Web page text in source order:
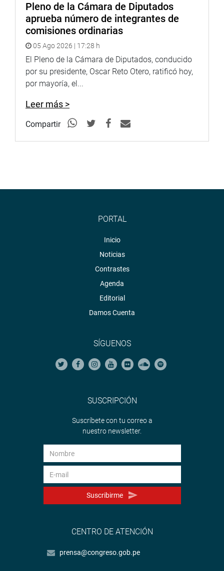
Pleno de la Cámara de Diputados
aprueba número de integrantes de
comisiones ordinarias
05 Ago 2026 | 17:28 h
El Pleno de la Cámara de Diputados, conducido
por su presidente, Oscar Reto Otero, ratificó hoy,
por mayoría, el...
Leer más >
Compartir
PORTAL
Inicio
Noticias
Contrastes
Agenda
Editorial
Damos Cuenta
SÍGUENOS
SUSCRIPCIÓN
Suscríbete con tu correo a
nuestro newsletter.
Suscribirme
CENTRO DE ATENCIÓN
prensa@congreso.gob.pe